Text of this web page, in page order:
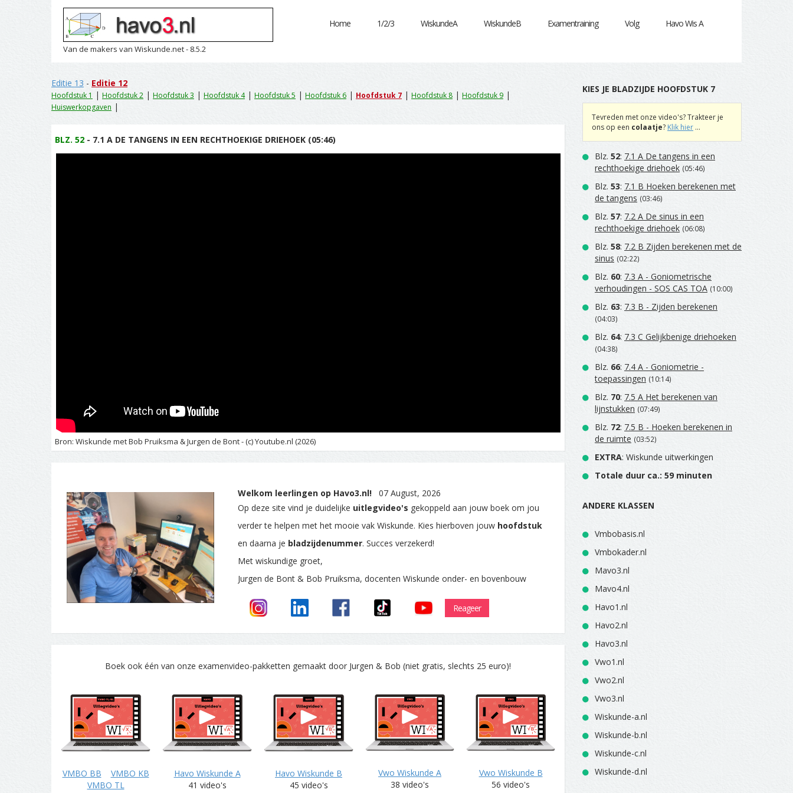
Van de makers van Wiskunde.net - 8.5.2
Home 1/2/3 WiskundeA WiskundeB Examentraining Volg Havo Wis A
Editie 13 - Editie 12
Hoofdstuk 1 | Hoofdstuk 2 | Hoofdstuk 3 | Hoofdstuk 4| Hoofdstuk 5 | Hoofdstuk 6 | Hoofdstuk 7 | Hoofdstuk 8 | Hoofdstuk 9 |
Huiswerkopgaven |
BLZ. 52 - 7.1 A DE TANGENS IN EEN RECHTHOEKIGE DRIEHOEK (05:46)
Bron: Wiskunde met Bob Pruiksma & Jurgen de Bont - (c) Youtube.nl (2026)
Welkom leerlingen op Havo3.nl!
07 August, 2026
Op deze site vind je duidelijke uitlegvideo's gekoppeld aan jouw boek om jou
verder te helpen met het mooie vak Wiskunde. Kies hierboven jouw hoofdstuk
en daarna je bladzijdenummer. Succes verzekerd!
Met wiskundige groet,
Jurgen de Bont & Bob Pruiksma, docenten Wiskunde onder- en bovenbouw
Reageer
Boek ook één van onze examenvideo-pakketten gemaakt door Jurgen & Bob (niet gratis, slechts 25 euro)!
VMBO BB
VMBO KB
VMBO TL
Havo Wiskunde A
41 video's
Havo Wiskunde B
45 video's
Vwo Wiskunde A
38 video's
Vwo Wiskunde B
56 video's
KIES JE BLADZIJDE HOOFDSTUK 7
Tevreden met onze video's? Trakteer je
ons op een colaatje? Klik hier ...
Blz. 52: 7.1 A De tangens in een
rechthoekige driehoek (05:46)
Blz. 53: 7.1 B Hoeken berekenen met
de tangens (03:46)
Blz. 57: 7.2 A De sinus in een
rechthoekige driehoek (06:08)
Blz. 58: 7.2 B Zijden berekenen met de
sinus (02:22)
Blz. 60: 7.3 A - Goniometrische
verhoudingen - SOS CAS TOA (10:00)
Blz. 63: 7.3 B - Zijden berekenen
(04:03)
Blz. 64: 7.3 C Gelijkbenige driehoeken
(04:38)
Blz. 66: 7.4 A - Goniometrie -
toepassingen (10:14)
Blz. 70: 7.5 A Het berekenen van
lijnstukken (07:49)
Blz. 72: 7.5 B - Hoeken berekenen in
de ruimte (03:52)
EXTRA: Wiskunde uitwerkingen
Totale duur ca.: 59 minuten
ANDERE KLASSEN
Vmbobasis.nl
Vmbokader.nl
Mavo3.nl
Mavo4.nl
Havo1.nl
Havo2.nl
Havo3.nl
Vwo1.nl
Vwo2.nl
Vwo3.nl
Wiskunde-a.nl
Wiskunde-b.nl
Wiskunde-c.nl
Wiskunde-d.nl